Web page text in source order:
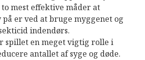
to mest effektive måder at
er ved at bruge myggenet og
indendørs.
spillet en meget vigtig rolle i
antallet af syge og døde.